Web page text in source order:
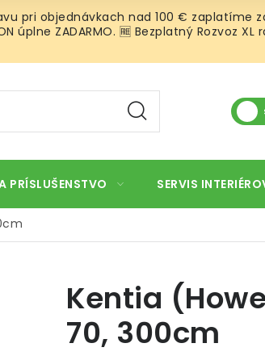
pri objednávkach nad 100 € zaplatíme za
ZADARMO. 🆓 Bezplatný Rozvoz
PRÍSLUŠENSTVO SERVIS
Kentia
70, 300cm